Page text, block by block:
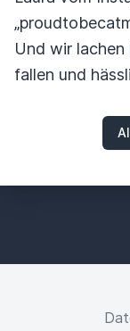
Und wir
fallen und